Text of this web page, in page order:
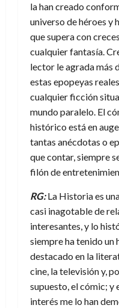
la han creado
universo de héroes y
que supera con
cualquier fantasía.
lector le agrada más
estas epopeyas
cualquier ficción
mundo paralelo. El
histórico está en
tantas anécdotas o
que contar, siempre
filón de
RG:La Historia es
casi inagotable de
interesantes, y lo
siempre ha tenido un
destacado en la
cine, la televisión y,
supuesto, el cómic; y
interés me lo han